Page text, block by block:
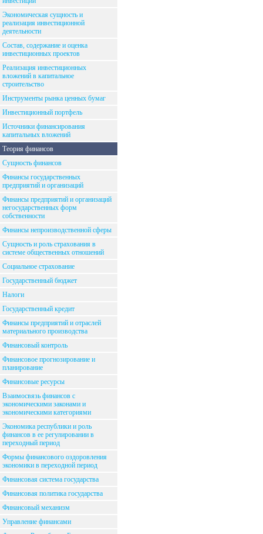
Экономическая сущность и
реализация инвестиционной
деятельности
Состав, содержание и оценка
инвестиционных проектов
Реализация инвестиционных
вложений в капитальное
строительство
Инструменты рынка ценных бумаг
Инвестиционный портфель
Источники финансирования
капитальных вложений
Теория финансов
Сущность финансов
Финансы государственных
предприятий и организаций
Финансы предприятий и организаций
негосударственных форм
собственности
Финансы непроизводственной сферы
Сущность и роль страхования в
системе общественных отношений
Социальное страхование
Государственный бюджет
Налоги
Государственный кредит
Финансы предприятий и отраслей
материального производства
Финансовый контроль
Финансовое прогнозирование и
планирование
Финансовые ресурсы
Взаимосвязь финансов с
экономическими законами и
экономическими категориями
Экономика республики и роль
финансов в ее регулировании в
переходный период
Формы финансового оздоровления
экономики в переходной период
Финансовая система государства
Финансовая политика государства
Финансовый механизм
Управление финансами